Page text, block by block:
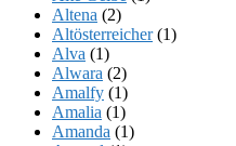
Altena (2)
Altösterreicher(1)
Alva (1)
Alwara (2)
Amalfy (1)
Amalia (1)
Amanda (1)